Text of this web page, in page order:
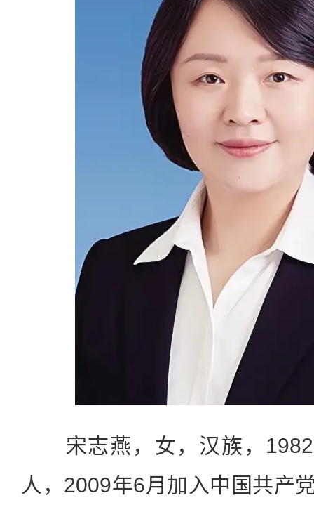
宋志燕，女，汉族，1982
人，2009年6月加入中国共产